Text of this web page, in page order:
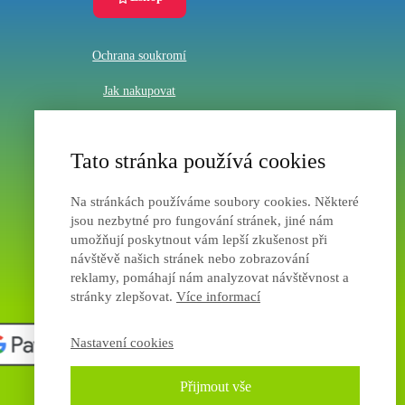
Ochrana soukromí
Jak nakupovat
Tato stránka používá cookies
Na stránkách používáme soubory cookies. Některé
jsou nezbytné pro fungování stránek, jiné nám
umožňují poskytnout vám lepší zkušenost při
návštěvě našich stránek nebo zobrazování
reklamy, pomáhají nám analyzovat návštěvnost a
stránky zlepšovat. Více informací
Nastavení cookies
Přijmout vše